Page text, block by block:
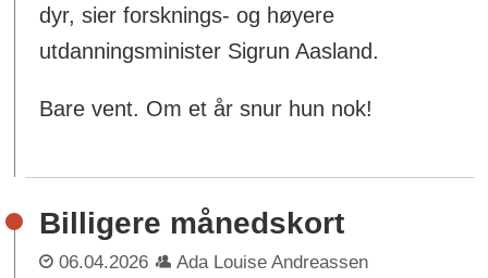
dyr, sier forsknings- og høyere
utdanningsminister Sigrun Aasland.
Bare vent. Om et år snur hun nok!
Billigere månedskort
06.04.2026 Ada Louise Andreassen